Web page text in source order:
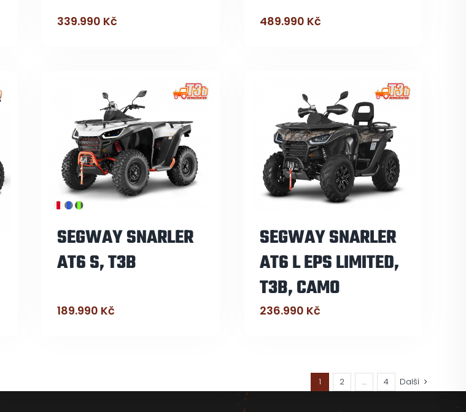
339.990 Kč 489.990 Kč
SEGWAY SNARLER
AT6 S, T3B
189.990 Kč
SEGWAY SNARLER
AT6 L EPS LIMITED,
T3B, CAMO
236.990 Kč
1 2 … 4 Další